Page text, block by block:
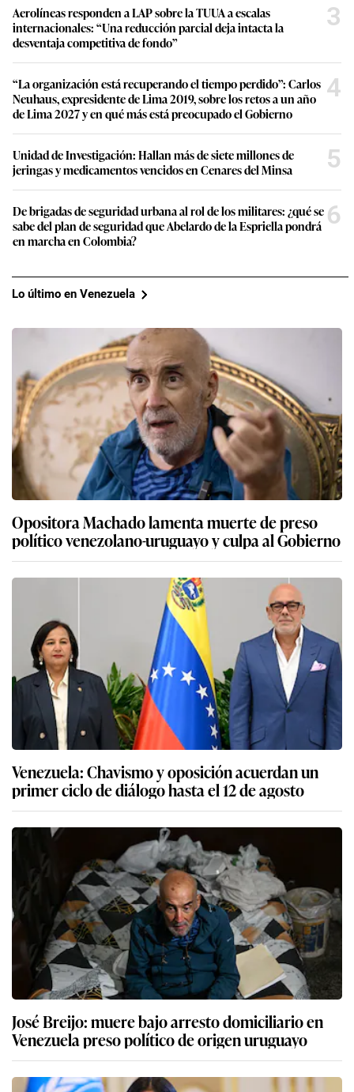
Aerolíneas responden a LAP sobre la TUUA a escalas
internacionales: “Una reducción parcial deja intacta la
desventaja competitiva de fondo”
3
“La organización está recuperando el tiempo perdido”: Carlos
Neuhaus, expresidente de Lima 2019, sobre los retos a un año
de Lima 2027 y en qué más está preocupado el Gobierno
4
Unidad de Investigación: Hallan más de siete millones de
jeringas y medicamentos vencidos en Cenares del Minsa
5
De brigadas de seguridad urbana al rol de los militares: ¿qué se
sabe del plan de seguridad que Abelardo de la Espriella pondrá
en marcha en Colombia?
6
Lo último en Venezuela
Opositora Machado lamenta muerte de preso
político venezolano-uruguayo y culpa al Gobierno
Venezuela: Chavismo y oposición acuerdan un
primer ciclo de diálogo hasta el 12 de agosto
José Breijo: muere bajo arresto domiciliario en
Venezuela preso político de origen uruguayo